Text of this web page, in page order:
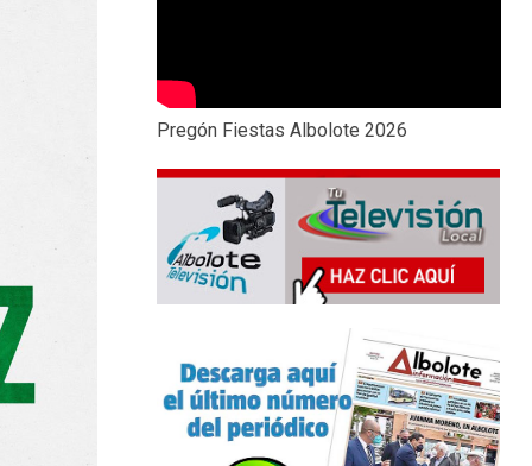
Pregón Fiestas Albolote 2026